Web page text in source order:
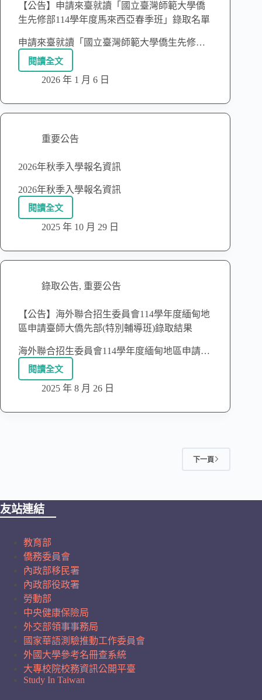
【公告】申請來臺就讀「國立臺灣師範大學僑
生先修部114學年度馬來西亞春季班」錄取名單
申請來臺就讀「國立臺灣師範大學僑生先修…
閱讀全文
2026 年 1 月 6 日
重要公告
2026年秋季入學報名資訊
2026年秋季入學報名資訊
閱讀全文
2025 年 10 月 29 日
錄取公告, 重要公告
【公告】海外聯合招生委員會114學年度緬甸地
區申請臺師大僑先部(特別輔導班)錄取結果
海外聯合招生委員會114學年度緬甸地區申請…
閱讀全文
2025 年 8 月 26 日
下一頁
友站連結
教育部
僑務委員會
內政部移民署
內政部役政署
勞動部
中央健康保險局
外交部領事事務局
國家華語測驗推動工作委員會
外國大學參考名冊查系統
大專校院校務資訊公開平臺
Study In Taiwan